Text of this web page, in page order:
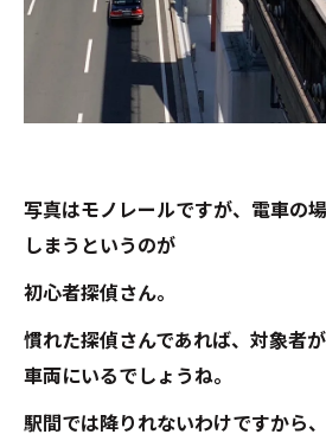
写真はモノレールですが、電車の
しまうというのが
初心者探偵さん。
慣れた探偵さんであれば、対象者
車両にいるでしょうね。
駅間では降りれないわけですから